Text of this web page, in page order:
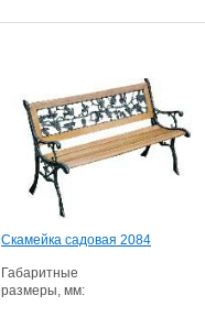
Скамейка садовая 2084
Габаритные
размеры, мм: